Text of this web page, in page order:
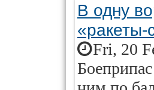
В одну
«ракеты-
Fri, 20